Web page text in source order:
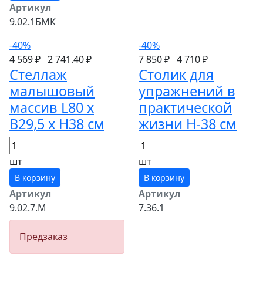
Артикул
9.02.1БМК
-40%
4 569 ₽ 2 741.40 ₽
Стеллаж
малышовый
массив L80 x
B29,5 x Н38 см
шт
В корзину
Артикул
9.02.7.М
Предзаказ
-40%
7 850 ₽ 4 710 ₽
Столик для
упражнений в
практической
жизни Н-38 см
шт
В корзину
Артикул
7.36.1